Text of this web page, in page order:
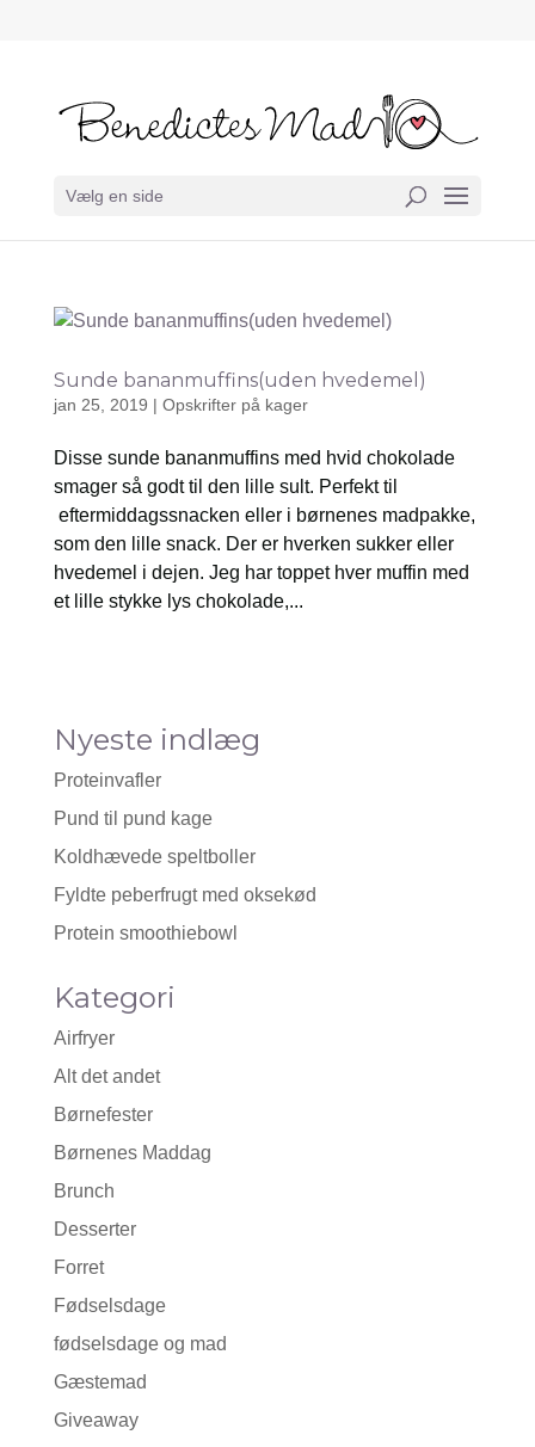
Vælg en side
Sunde bananmuffins(uden hvedemel)
jan 25, 2019 | Opskrifter på kager
Disse sunde bananmuffins med hvid chokolade
smager så godt til den lille sult. Perfekt til
eftermiddagssnacken eller i børnenes madpakke,
som den lille snack. Der er hverken sukker eller
hvedemel i dejen. Jeg har toppet hver muffin med
et lille stykke lys chokolade,...
Nyeste indlæg
Proteinvafler
Pund til pund kage
Koldhævede speltboller
Fyldte peberfrugt med oksekød
Protein smoothiebowl
Kategori
Airfryer
Alt det andet
Børnefester
Børnenes Maddag
Brunch
Desserter
Forret
Fødselsdage
fødselsdage og mad
Gæstemad
Giveaway